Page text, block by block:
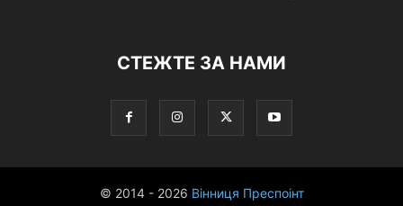
СТЕЖТЕ ЗА НАМИ
© 2014 - 2026 Вінниця Преспоінт